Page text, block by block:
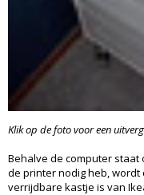
Klik op de foto voor een
Behalve de computer staat
de printer nodig heb,
verrijdbare kastje is van